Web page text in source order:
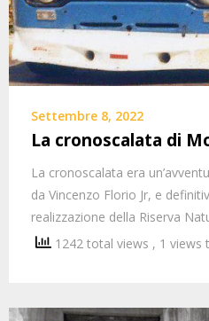
Settembre 8, 2022
La cronoscalata di
La cronoscalata era
da Vincenzo Florio Jr, e
realizzazione della Riserva
1242 total views , 1 views